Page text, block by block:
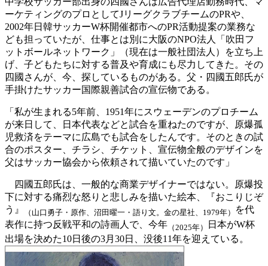
ーケティングのプロとしてJリーグクラブチームのPRや、
2002年日韓サッカーW杯開催都市へのPR活動提案の業務な
ども担っていたが、仕事とは別に大阪のNPO法人「吹田フ
ットボールネットワーク」（現在は一般社団法人）を立ち上
げ、子どもたちに対する普及や育成にも尽力してきた。その
四國さんが、今、探しているものがある。父・四國五郎氏が
手掛けたサッカー国際親善試合の宣伝物である。
「私が生まれる5年前、1951年にスウェーデンのプロチーム
が来日して、日本代表などと試合を重ねたのですが、原爆孤
児救済をテーマに広島でも試合をしたんです。そのときの試
合のポスター、チラシ、チケット、宣伝物全般のデザインを
父はサッカー協会から依頼されて描いていたのです」
四國五郎氏は、一般的な商業デザイナーではない。原爆投
下に対する痛烈な怒りと悲しみを描いた絵本、『おこりじぞ
う』
（山口勇子・原作、沼田曜一・語り文。金の星社、1979年）
を代
表作に持つ反戦平和の詩画人で、今年 （2025年）
日本がW杯
出場を決めた10日後の3月30日、没後11年を迎えている。